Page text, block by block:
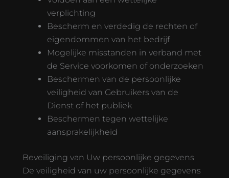
verplichting
Bescherm en verdedig de rechten of
eigendommen van het bedrijf
Mogelijke misstanden in verband met
de Service voorkomen of onderzoeken
Beschermen van de persoonlijke
veiligheid van Gebruikers van de
Dienst of het publiek
Beschermen tegen wettelijke
aansprakelijkheid
Beveiliging van Uw persoonlijke gegevens
De veiligheid van uw persoonlijke gegevens